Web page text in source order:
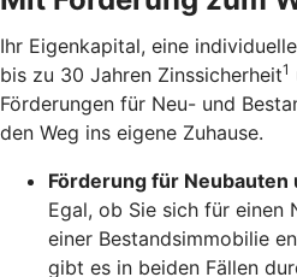
Ihr Eigenkapital, eine
bis zu 30 Jahren Zinssicherheit1
Förderungen für Neu- und
den Weg ins eigene Zuhause.
Förderung für
Egal, ob Sie sich für einen
einer Bestandsimmobilie
gibt es in beiden Fällen